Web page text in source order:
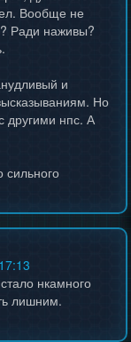
Вообще не
Ради наживы?
и
Но
другими нпс. А
нкамного
лишним.